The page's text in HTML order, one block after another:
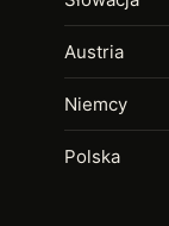
Austria
Niemcy
Polska